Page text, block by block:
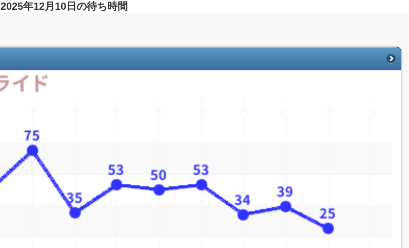
2025年12月10日の待ち時間